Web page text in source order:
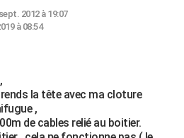
2012 à 19:07
à 08:54
la tête avec ma cloture
,
de cables relié au boitier.